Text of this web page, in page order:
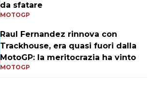
da sfatare
MOTOGP
Raul Fernandez rinnova con
Trackhouse, era quasi fuori dalla
MotoGP: la meritocrazia ha vinto
MOTOGP